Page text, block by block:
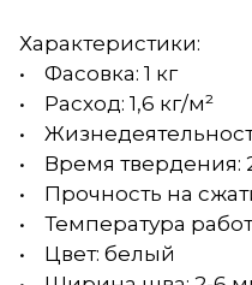
Характеристики:
• Фасовка: 1 кг
• Расход: 1,6 кг/м²
•
• Время твердения:
• Прочность на
• Температура
• Цвет: белый